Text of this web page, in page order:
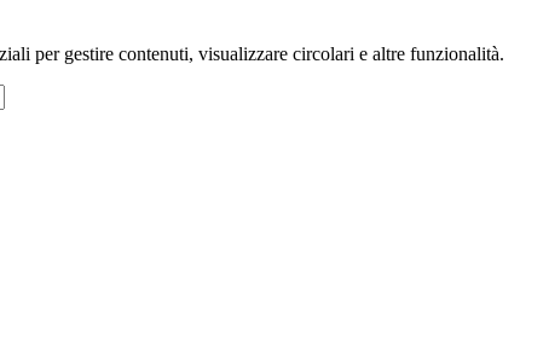
per gestire contenuti, visualizzare circolari e altre funzionalità.